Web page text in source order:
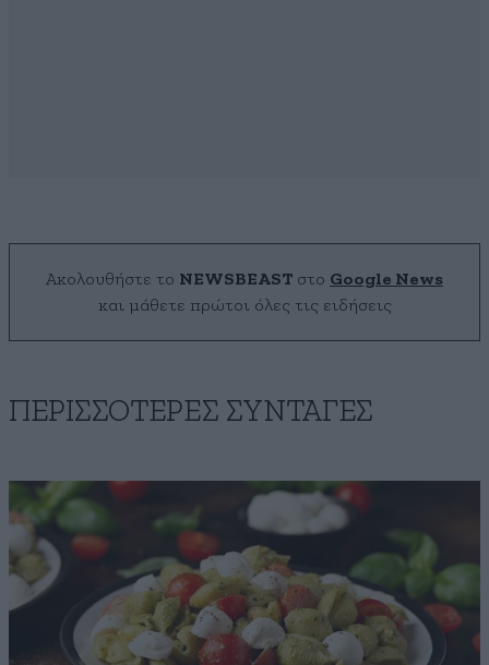
Ακολουθήστε το NEWSBEAST στο Google News
και μάθετε πρώτοι όλες τις ειδήσεις
ΠΕΡΙΣΣΟΤΕΡΕΣ ΣΥΝΤΑΓΕΣ